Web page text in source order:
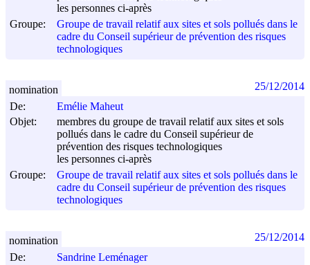
les personnes ci-après
Groupe:
Groupe de travail relatif aux sites et sols pollués dans le
cadre du Conseil supérieur de prévention des risques
technologiques
De:
Emélie Maheut
Objet:
membres du groupe de travail relatif aux sites et sols
pollués dans le cadre du Conseil supérieur de
prévention des risques technologiques
les personnes ci-après
Groupe:
Groupe de travail relatif aux sites et sols pollués dans le
cadre du Conseil supérieur de prévention des risques
technologiques
nomination 25/12/2014
De:
Sandrine Leménager
nomination 25/12/2014